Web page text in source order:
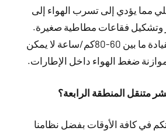
مما يؤدي إلى تسرب الهواء إلى
وتشكيل فقاعات مطاطية صغيرة.
وجود اهتزاز بعجلة القيادة ما بين 60-80كم/ساعة لا يمكن
بموازنة ضغط الهواء داخل الإطارات.
متنقل المنطقة الرابعة؟
في كافة الأوقات بفضل نظامنا